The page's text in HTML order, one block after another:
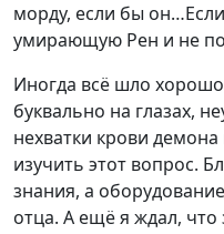
морду, если бы
умирающую Рен и не
Иногда всё шло
буквально на глазах,
нехватки крови
изучить этот вопрос.
знания, а
отца. А ещё я ждал,